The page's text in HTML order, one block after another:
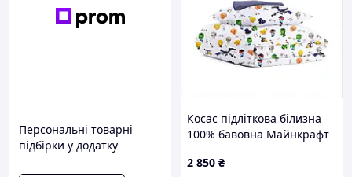
Персональні товарні
підбірки у додатку
Косас підліткова білизна
100% бавовна Майнкрафт
2 850 ₴